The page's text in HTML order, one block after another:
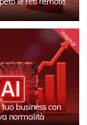
Webinar
business con
normalità